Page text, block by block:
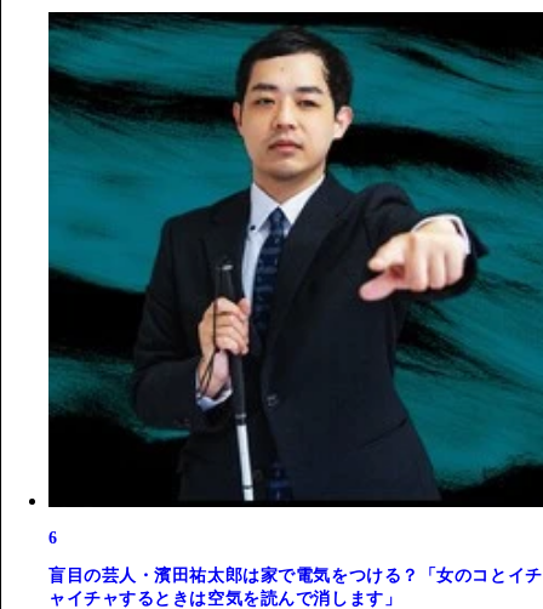
6
盲目の芸人・濱田祐太郎は家で電気をつける？「女のコとイチ
ャイチャするときは空気を読んで消します」